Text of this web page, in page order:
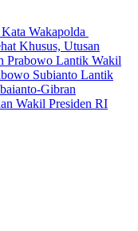
Wakapolda
Khusus, Utusan
Prabowo Lantik Wakil
Subianto Lantik
Gibran
Wakil Presiden RI